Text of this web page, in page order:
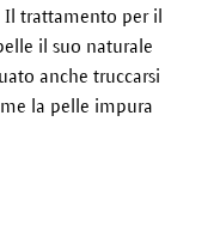
Il trattamento per il
il suo naturale
anche truccarsi
la pelle impura